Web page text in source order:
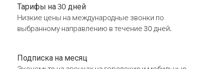
Тарифы на 30 дней
Низкие цены на международные звонки по
выбранному направлению в течение 30 дней.
Подписка на месяц